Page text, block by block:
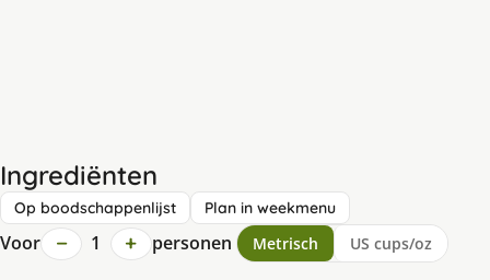
Ingrediënten
Op boodschappenlijst Plan in weekmenu
Voor − 1 + personen Metrisch US cups/oz